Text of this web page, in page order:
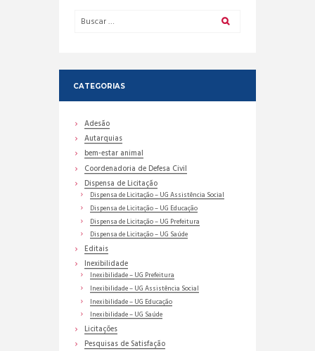
CATEGORIAS
Adesão
Autarquias
bem-estar animal
Coordenadoria de Defesa Civil
Dispensa de Licitação
Dispensa de Licitação – UG Assistência Social
Dispensa de Licitação – UG Educação
Dispensa de Licitação – UG Prefeitura
Dispensa de Licitação – UG Saúde
Editais
Inexibilidade
Inexibilidade – UG Prefeitura
Inexibilidade – UG Assistência Social
Inexibilidade – UG Educação
Inexibilidade – UG Saúde
Licitações
Pesquisas de Satisfação